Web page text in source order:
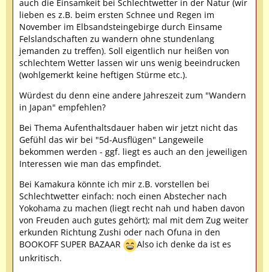
auch die Einsamkeit bei Schlechtwetter in der Natur (wir
lieben es z.B. beim ersten Schnee und Regen im
November im Elbsandsteingebirge durch Einsame
Felslandschaften zu wandern ohne stundenlang
jemanden zu treffen). Soll eigentlich nur heißen von
schlechtem Wetter lassen wir uns wenig beeindrucken
(wohlgemerkt keine heftigen Stürme etc.).
Würdest du denn eine andere Jahreszeit zum "Wandern
in Japan" empfehlen?
Bei Thema Aufenthaltsdauer haben wir jetzt nicht das
Gefühl das wir bei "5d-Ausflügen" Langeweile
bekommen werden - ggf. liegt es auch an den jeweiligen
Interessen wie man das empfindet.
Bei Kamakura könnte ich mir z.B. vorstellen bei
Schlechtwetter einfach: noch einen Abstecher nach
Yokohama zu machen (liegt recht nah und haben davon
von Freuden auch gutes gehört); mal mit dem Zug weiter
erkunden Richtung Zushi oder nach Ofuna in den
BOOKOFF SUPER BAZAAR
Also ich denke da ist es
unkritisch.